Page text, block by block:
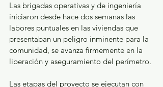
Las brigadas operativas y de ingeniería
iniciaron desde hace dos semanas las
labores puntuales en las viviendas que
presentaban un peligro inminente para la
comunidad, se avanza firmemente en la
liberación y aseguramiento del perímetro.
Las etapas del proyecto se ejecutan con